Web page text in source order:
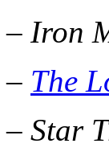
– Iron
– The
– Star